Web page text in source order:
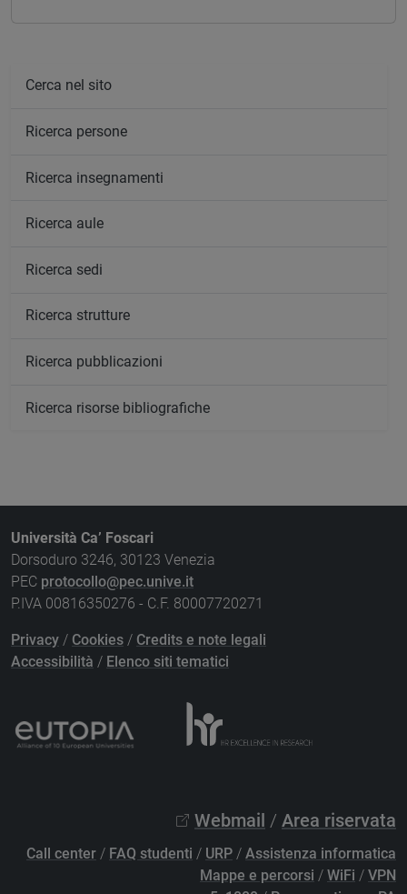
Cerca nel sito
Ricerca persone
Ricerca insegnamenti
Ricerca aule
Ricerca sedi
Ricerca strutture
Ricerca pubblicazioni
Ricerca risorse bibliografiche
Università Ca’ Foscari
Dorsoduro 3246, 30123 Venezia
PEC protocollo@pec.unive.it
P.IVA 00816350276 - C.F. 80007720271
Privacy / Cookies / Credits e note legali
Accessibilità / Elenco siti tematici
Webmail / Area riservata
Call center / FAQ studenti / URP / Assistenza informatica
Mappe e percorsi / WiFi / VPN